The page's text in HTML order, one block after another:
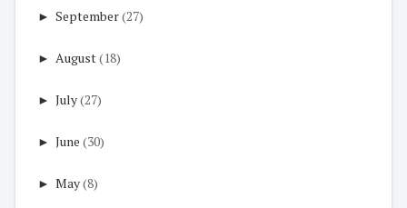
► September(27)
► August(18)
► July(27)
► June (30)
► May(8)